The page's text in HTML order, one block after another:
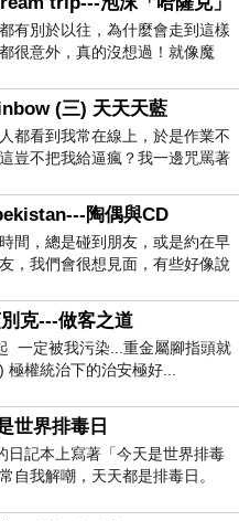
有別於以往，為什麼會走到這樣
很意外，真的沒想過！就像魔
(三) 天天天藍
都看到我常在線上，於是作業不
豈不把我給逼瘋？我一邊咒罵著
陶偶與CD
間，總是碰到朋友，或是約在早
，我們會很想見面，有些好像說
克---做客之道
一定被我污染...重金屬腳指頭就
權統治下的治安極好...
世界排毒日
日記本上寫著「今天是世界排毒
自我解嘲，天天都是排毒日。